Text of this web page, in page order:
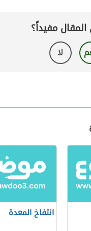
مفيداً؟
لا
انتفاخ المعدة